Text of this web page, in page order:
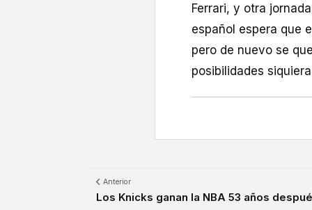
Ferrari, y otra
español espera que
pero de nuevo se
posibilidades
Anterior
Los Knicks ganan la NBA 53 años